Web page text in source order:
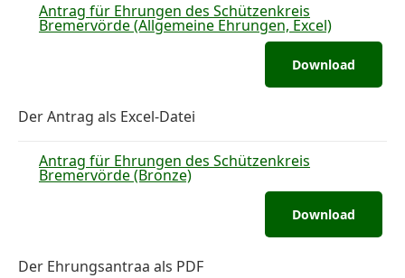
Antrag für Ehrungen des Schützenkreis
Bremervörde (Allgemeine Ehrungen, Excel)
Download
Der Antrag als Excel-Datei
Antrag für Ehrungen des Schützenkreis
Bremervörde (Bronze)
Download
Der Ehrungsantraa als PDF